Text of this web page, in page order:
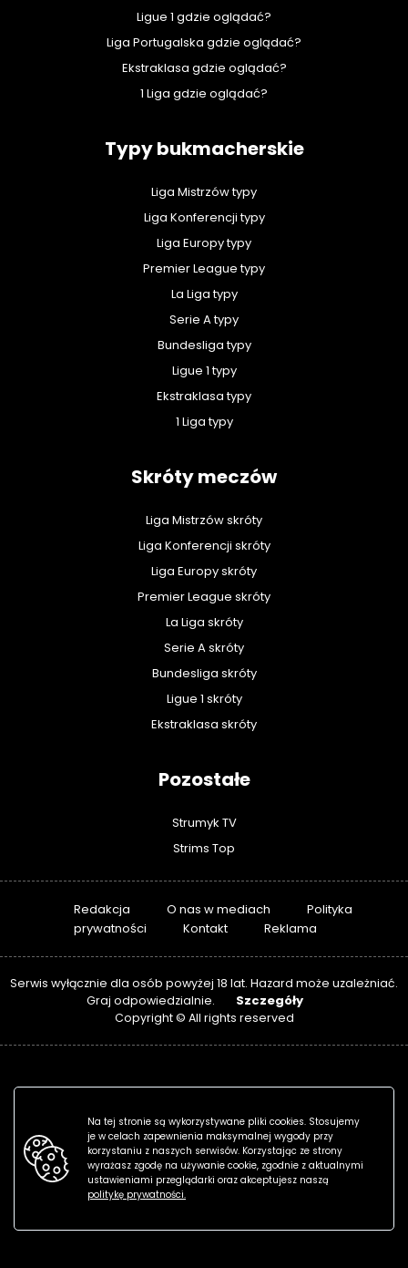
Ligue 1 gdzie oglądać?
Liga Portugalska gdzie oglądać?
Ekstraklasa gdzie oglądać?
1 Liga gdzie oglądać?
Typy bukmacherskie
Liga Mistrzów typy
Liga Konferencji typy
Liga Europy typy
Premier League typy
La Liga typy
Serie A typy
Bundesliga typy
Ligue 1 typy
Ekstraklasa typy
1 Liga typy
Skróty meczów
Liga Mistrzów skróty
Liga Konferencji skróty
Liga Europy skróty
Premier League skróty
La Liga skróty
Serie A skróty
Bundesliga skróty
Ligue 1 skróty
Ekstraklasa skróty
Pozostałe
Strumyk TV
Strims Top
Redakcja O nas w mediach
Polityka
prywatności
Kontakt Reklama
Serwis wyłącznie dla osób powyżej 18 lat. Hazard może uzależniać.
Graj odpowiedzialnie.
Szczegóły
Copyright © All rights reserved
Na tej stronie są wykorzystywane pliki cookies. Stosujemy
je w celach zapewnienia maksymalnej wygody przy
korzystaniu z naszych serwisów. Korzystając ze strony
wyrażasz zgodę na używanie cookie, zgodnie z aktualnymi
ustawieniami przeglądarki oraz akceptujesz naszą
politykę prywatności.